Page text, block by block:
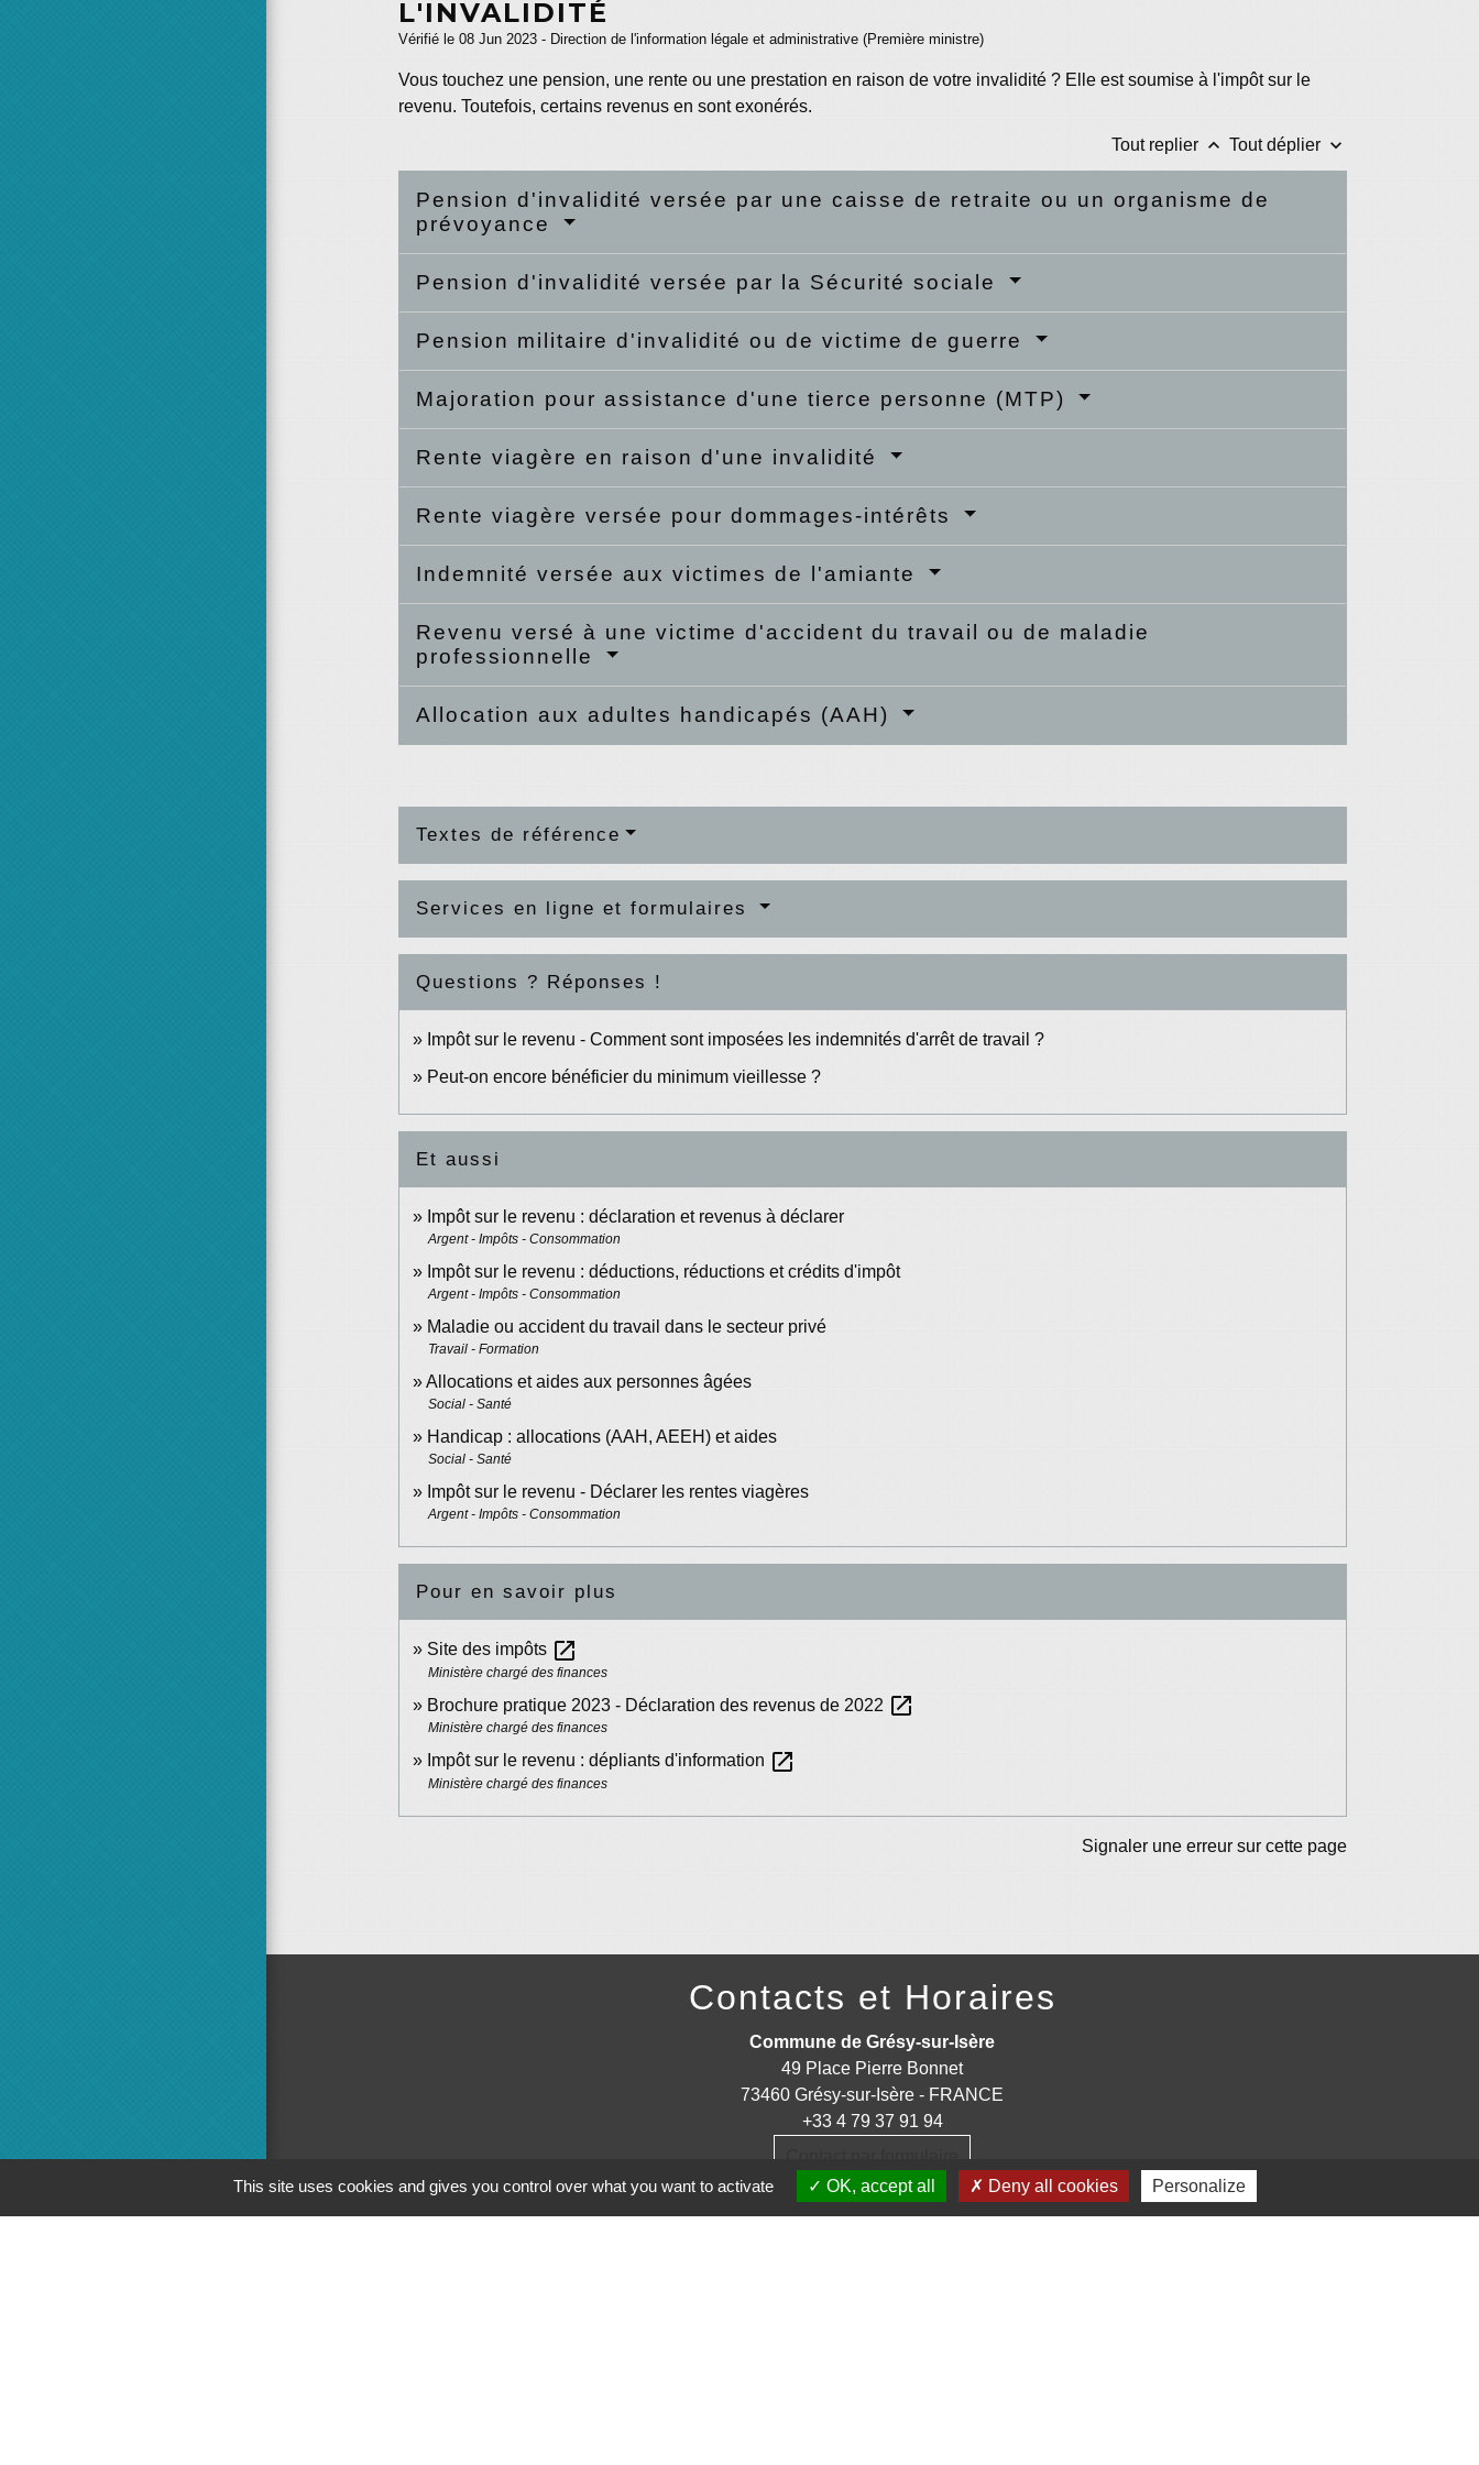
L'INVALIDITÉ
Vérifié le 08 Jun 2023 - Direction de l'information légale et administrative (Première ministre)
Vous touchez une pension, une rente ou une prestation en raison de votre invalidité ? Elle est soumise à l'impôt sur le
revenu. Toutefois, certains revenus en sont exonérés.
Tout replier keyboard_arrow_up Tout déplier keyboard_arrow_down
Pension d'invalidité versée par une caisse de retraite ou un organisme de
prévoyance
Pension d'invalidité versée par la Sécurité sociale
Pension militaire d'invalidité ou de victime de guerre
Majoration pour assistance d'une tierce personne (MTP)
Rente viagère en raison d'une invalidité
Rente viagère versée pour dommages-intérêts
Indemnité versée aux victimes de l'amiante
Revenu versé à une victime d'accident du travail ou de maladie
professionnelle
Allocation aux adultes handicapés (AAH)
Textes de référence
Services en ligne et formulaires
Questions ? Réponses !
Impôt sur le revenu - Comment sont imposées les indemnités d'arrêt de travail ?
Peut-on encore bénéficier du minimum vieillesse ?
Et aussi
Impôt sur le revenu : déclaration et revenus à déclarer
Argent - Impôts - Consommation
Impôt sur le revenu : déductions, réductions et crédits d'impôt
Argent - Impôts - Consommation
Maladie ou accident du travail dans le secteur privé
Travail - Formation
Allocations et aides aux personnes âgées
Social - Santé
Handicap : allocations (AAH, AEEH) et aides
Social - Santé
Impôt sur le revenu - Déclarer les rentes viagères
Argent - Impôts - Consommation
Pour en savoir plus
Site des impôts open_in_new
Ministère chargé des finances
Brochure pratique 2023 - Déclaration des revenus de 2022 open_in_new
Ministère chargé des finances
Impôt sur le revenu : dépliants d'information open_in_new
Ministère chargé des finances
Signaler une erreur sur cette page
Contacts et Horaires
Commune de Grésy-sur-Isère
49 Place Pierre Bonnet
73460 Grésy-sur-Isère - FRANCE
+33 4 79 37 91 94
This site uses cookies and gives you control over what you want to activate OK, accept all Deny all cookies Personalize